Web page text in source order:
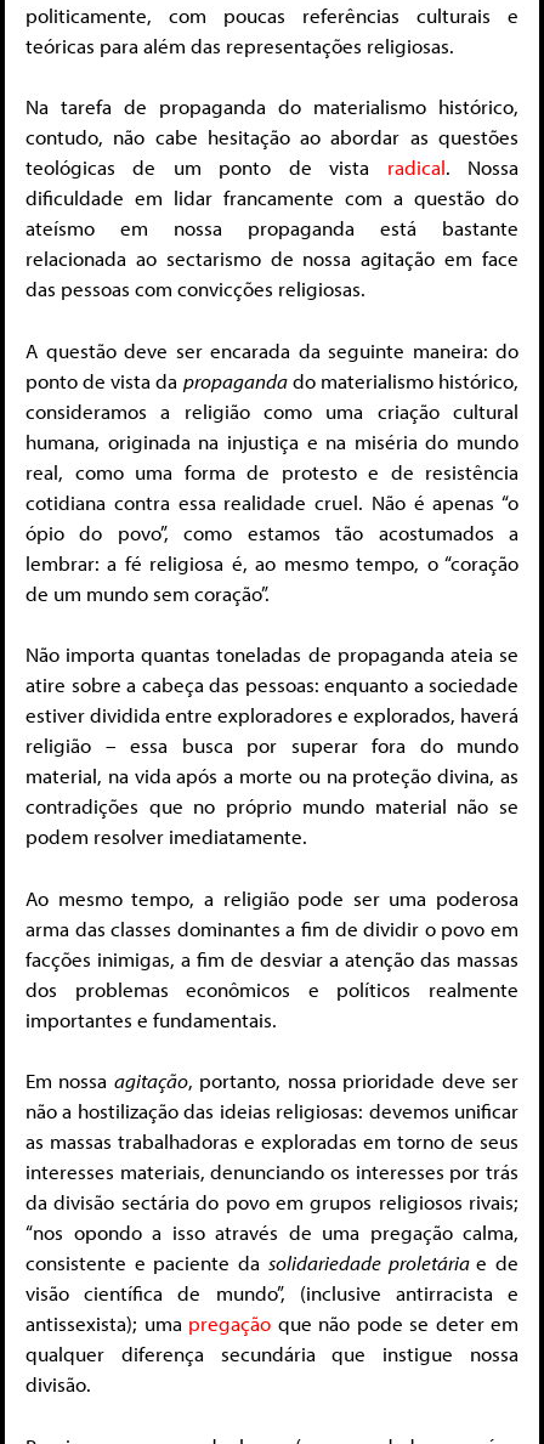
politicamente, com poucas referências culturais e
teóricas para além das representações religiosas.
Na tarefa de propaganda do materialismo histórico,
contudo, não cabe hesitação ao abordar as questões
teológicas de um ponto de vista radical. Nossa
dificuldade em lidar francamente com a questão do
ateísmo em nossa propaganda está bastante
relacionada ao sectarismo de nossa agitação em face
das pessoas com convicções religiosas.
A questão deve ser encarada da seguinte maneira: do
ponto de vista da propagandado materialismo histórico,
consideramos a religião como uma criação cultural
humana, originada na injustiça e na miséria do mundo
real, como uma forma de protesto e de resistência
cotidiana contra essa realidade cruel. Não é apenas “o
ópio do povo”, como estamos tão acostumados a
lembrar: a fé religiosa é, ao mesmo tempo, o “coração
de um mundo sem coração”.
Não importa quantas toneladas de propaganda ateia se
atire sobre a cabeça das pessoas: enquanto a sociedade
estiver dividida entre exploradores e explorados, haverá
religião – essa busca por superar fora do mundo
material, na vida após a morte ou na proteção divina, as
contradições que no próprio mundo material não se
podem resolver imediatamente.
Ao mesmo tempo, a religião pode ser uma poderosa
arma das classes dominantes a fim de dividir o povo em
facções inimigas, a fim de desviar a atenção das massas
dos problemas econômicos e políticos realmente
importantes e fundamentais.
Em nossa agitação, portanto, nossa prioridade deve ser
não a hostilização das ideias religiosas: devemos unificar
as massas trabalhadoras e exploradas em torno de seus
interesses materiais, denunciando os interesses por trás
da divisão sectária do povo em grupos religiosos rivais;
“nos opondo a isso através de uma pregação calma,
consistente e paciente da solidariedade proletáriae de
visão científica de mundo”, (inclusive antirracista e
antissexista); uma pregação que não pode se deter em
qualquer diferença secundária que instigue nossa
divisão.